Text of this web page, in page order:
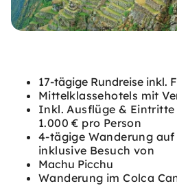
17-tägige Rundreise inkl.
Mittelklassehotels mit
Inkl. Ausflüge & Eintritte
1.000 € pro Person
4-tägige Wanderung
inklusive Besuch von
Machu Picchu
Wanderung im Colca